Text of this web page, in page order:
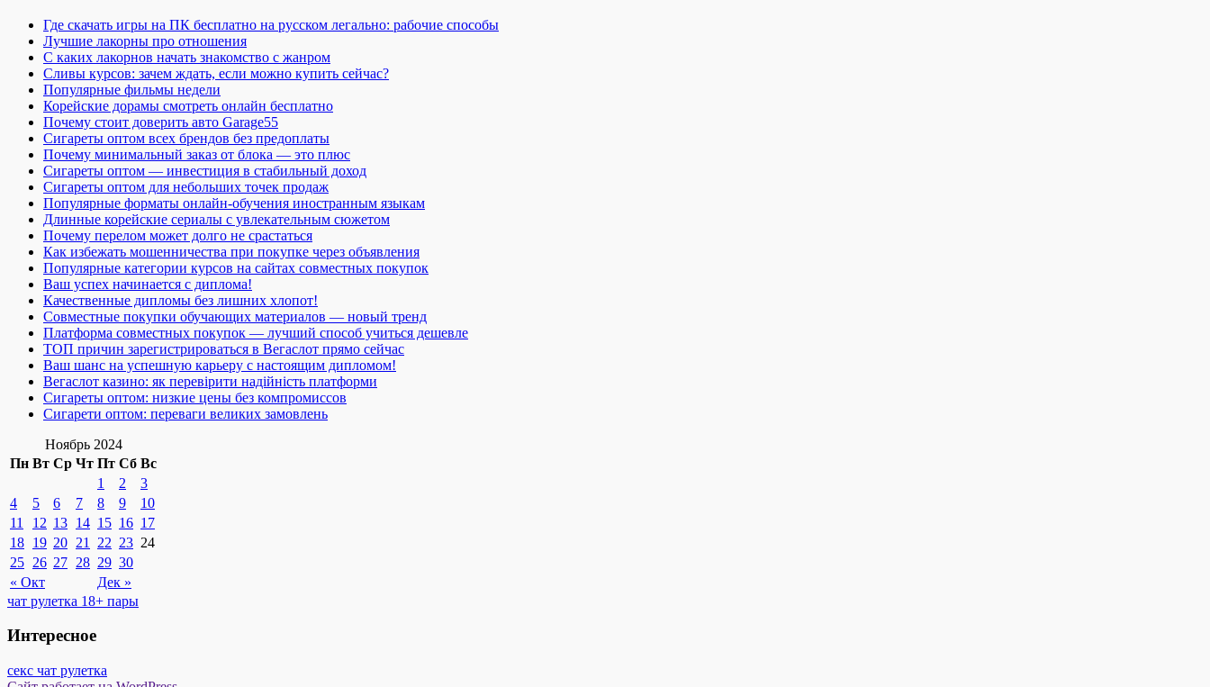
Где скачать игры на ПК бесплатно на русском легально: рабочие способы
Лучшие лакорны про отношения
С каких лакорнов начать знакомство с жанром
Сливы курсов: зачем ждать, если можно купить сейчас?
Популярные фильмы недели
Корейские дорамы смотреть онлайн бесплатно
Почему стоит доверить авто Garage55
Сигареты оптом всех брендов без предоплаты
Почему минимальный заказ от блока — это плюс
Сигареты оптом — инвестиция в стабильный доход
Сигареты оптом для небольших точек продаж
Популярные форматы онлайн-обучения иностранным языкам
Длинные корейские сериалы с увлекательным сюжетом
Почему перелом может долго не срастаться
Как избежать мошенничества при покупке через объявления
Популярные категории курсов на сайтах совместных покупок
Ваш успех начинается с диплома!
Качественные дипломы без лишних хлопот!
Совместные покупки обучающих материалов — новый тренд
Платформа совместных покупок — лучший способ учиться дешевле
ТОП причин зарегистрироваться в Вегаслот прямо сейчас
Ваш шанс на успешную карьеру с настоящим дипломом!
Вегаслот казино: як перевірити надійність платформи
Сигареты оптом: низкие цены без компромиссов
Сигарети оптом: переваги великих замовлень
Ноябрь 2024
Пн Вт Ср Чт Пт Сб Вс
« Окт Дек »
1 2
3
4
5 6 7 8 9
10
11
12 13 14 15 16 17
18 19 20 21 22 23 24
25 26 27 28 29 30
чат рулетка 18+ пары
Интересное
секс чат рулетка